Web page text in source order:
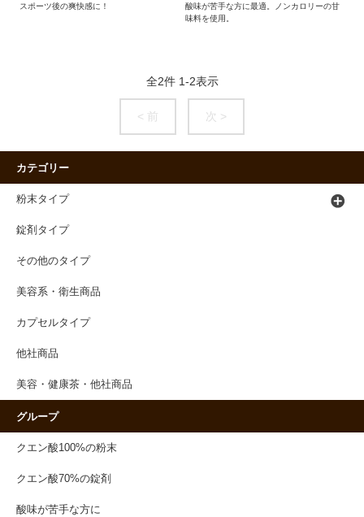
スポーツ後の爽快感に！
酸味が苦手な方に最適。ノンカロリーの甘
味料を使用。
全2件 1-2表示
< 前 次 >
カテゴリー
粉末タイプ
錠剤タイプ
その他のタイプ
美容系・衛生商品
カプセルタイプ
他社商品
美容・健康茶・他社商品
グループ
クエン酸100%の粉末
クエン酸70%の錠剤
酸味が苦手な方に